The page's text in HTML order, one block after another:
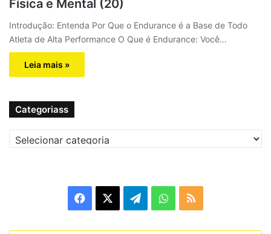
Física e Mental (20)
Introdução: Entenda Por Que o Endurance é a Base de Todo
Atleta de Alta Performance O Que é Endurance: Você…
Leia mais »
Categoriass
a
W